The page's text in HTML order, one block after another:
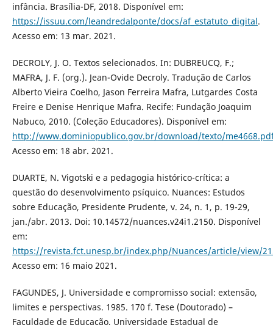
infância. Brasília-DF, 2018. Disponível em:
https://issuu.com/leandredalponte/docs/af_estatuto_digital.
Acesso em: 13 mar. 2021.
DECROLY, J. O. Textos selecionados. In: DUBREUCQ, F.;
MAFRA, J. F. (org.). Jean-Ovide Decroly. Tradução de Carlos
Alberto Vieira Coelho, Jason Ferreira Mafra, Lutgardes Costa
Freire e Denise Henrique Mafra. Recife: Fundação Joaquim
Nabuco, 2010. (Coleção Educadores). Disponível em:
http://www.dominiopublico.gov.br/download/texto/
Acesso em: 18 abr. 2021.
DUARTE, N. Vigotski e a pedagogia histórico-crítica: a
questão do desenvolvimento psíquico. Nuances: Estudos
sobre Educação, Presidente Prudente, v. 24, n. 1, p. 19-29,
jan./abr. 2013. Doi: 10.14572/nuances.v24i1.2150. Disponível
em:
https://revista.fct.unesp.br/index.php/Nuances/article/view/
Acesso em: 16 maio 2021.
FAGUNDES, J. Universidade e compromisso social: extensão,
limites e perspectivas. 1985. 170 f. Tese (Doutorado) –
Faculdade de Educação, Universidade Estadual de